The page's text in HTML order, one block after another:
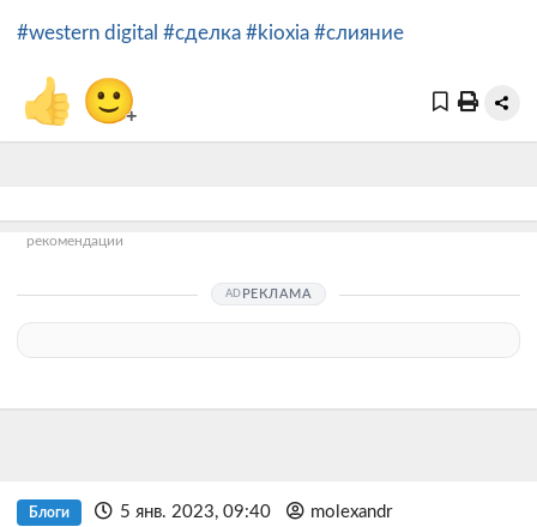
#western digital #сделка #kioxia #слияние
👍 🙂+
рекомендации
РЕКЛАМА
Блоги 5 янв. 2023, 09:40 molexandr